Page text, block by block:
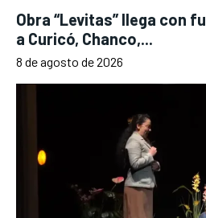
Obra “Levitas” llega con
a Curicó, Chanco,...
8 de agosto de 2026